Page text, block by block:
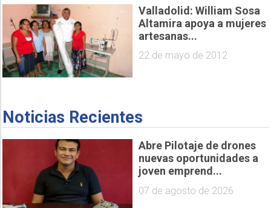
Valladolid: William Sosa
Altamira apoya a mujeres
artesanas...
22 de mayo de 2012
Noticias Recientes
Abre Pilotaje de drones
nuevas oportunidades a
joven emprend...
07 de agosto de 2026